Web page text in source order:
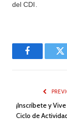
del CDI.
Facebook
¡Inscríbete y
Ciclo de